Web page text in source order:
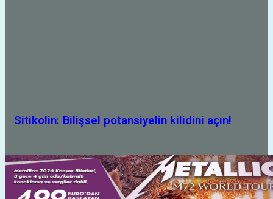
Sitikolin: Bilişsel potansiyelin kilidini açın!